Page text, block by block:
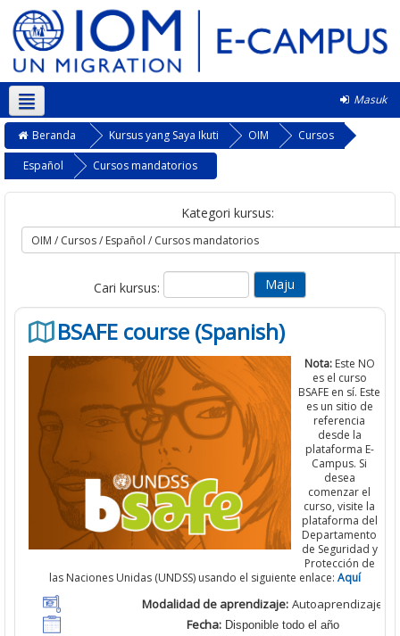
Masuk
Bahasa Indonesia ‎(id)‎
Beranda Kursus yang Saya Ikuti OIM
Cursos
Español
Cursos mandatorios
Kategori kursus:
Cari kursus:
BSAFE course (Spanish)
Nota:Este NO
es el curso
BSAFE en sí. Este
es un sitio de
referencia
desde la
plataforma E-
Campus. Si
desea
comenzar el
curso, visite la
plataforma del
Departamento
de Seguridad y
Protección de
las Naciones Unidas (UNDSS) usando el siguiente enlace: Aquí
Modalidad de aprendizaje: Autoaprendizaje
Fecha:Disponible todo el año